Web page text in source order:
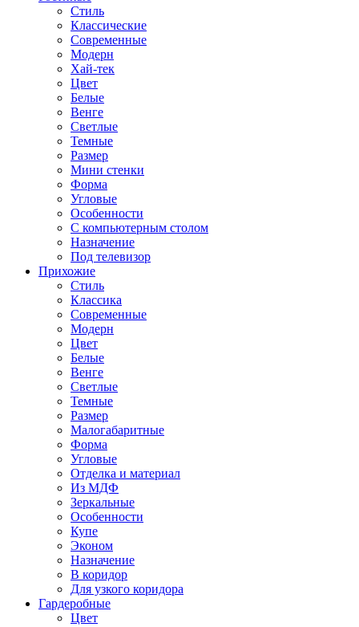
Стиль
Классические
Современные
Модерн
Хай-тек
Цвет
Белые
Венге
Светлые
Темные
Размер
Мини стенки
Форма
Угловые
Особенности
С компьютерным столом
Назначение
Под телевизор
Прихожие
Стиль
Классика
Современные
Модерн
Цвет
Белые
Венге
Светлые
Темные
Размер
Малогабаритные
Форма
Угловые
Отделка и материал
Из МДФ
Зеркальные
Особенности
Купе
Эконом
Назначение
В коридор
Для узкого коридора
Гардеробные
Цвет